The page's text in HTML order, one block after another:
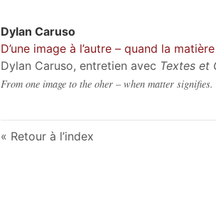
Dylan Caruso
D’une image à l’autre – quand la
Dylan Caruso, entretien avec Textes et
From one image to the oher – when matter
Retour à l’index